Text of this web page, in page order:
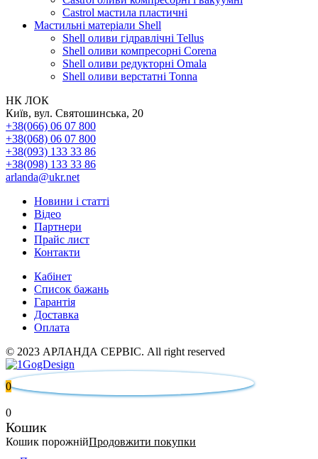
Castrol мастила пластичні
Мастильні матеріали Shell
Shell оливи гідравлічні Tellus
Shell оливи компресорні Corena
Shell оливи редукторні Omala
Shell оливи верстатні Tonna
НК ЛОК
Київ, вул. Святошинська, 20
+38(066) 06 07 800
+38(068) 06 07 800
+38(093) 133 33 86
+38(098) 133 33 86
arlanda@ukr.net
Новини і статті
Відео
Партнери
Прайс лист
Контакти
Кабінет
Список бажань
Гарантія
Доставка
Оплата
© 2023 АРЛАНДА СЕРВІС. All right reserved
0
0
Кошик
Кошик порожнійПродовжити покупки